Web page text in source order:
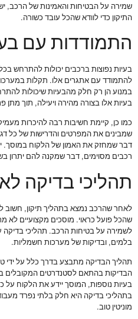
שמירה על הבטיחות והאמינות של הרכב,
התיקון כדי לוודא שהכל עובד כשורה.
התמודדות עם
בעיות נפוצות ברכבים יכולות להתרחש
להתמודד עם אתגרים אלו. תקלות
במנוע הן רק חלק מהבעיות שיכולות
בעיות אלו בצורה מהירה ויעילה, תוך מתן
כמו כן, קיימת חשיבות רבה להיכרות
שמבינים את המפרטים והדרישות של כל
דבר שמחזק את האמון של הלקוח במוסך.
רכבים מסוימים, דבר שמקנה להם יתרון
תהליכי בדיקה
לאחר שהרכב נמצא בתהליך תיקון, חשוב
שהכל פועל כראוי. מוסכים מקצועיים לא
לשמירה על בטיחות הרכב. תהליכי בדיקה
בלמים, ובדיקות של מערכות חשמליות.
תהליך הבדיקה מתבצע בדרך כלל על ידי
הבדיקות בהתאם לסטנדרטים המקובלים
בעיות נוספות, המוסך יידע את הלקוח על
בתהליכי בדיקה היא חלק בלתי נפרד
מוניטין טוב.